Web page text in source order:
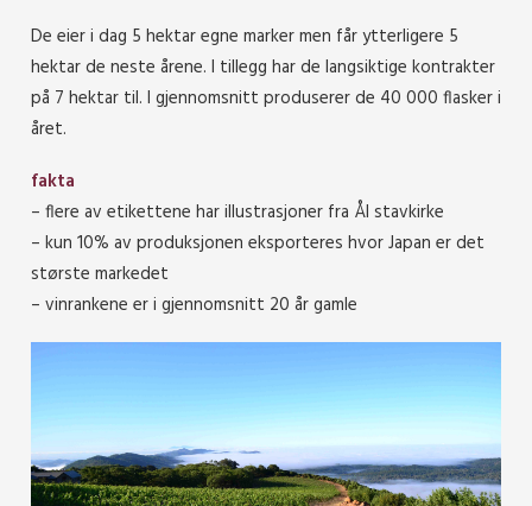
De eier i dag 5 hektar egne marker men får ytterligere 5
hektar de neste årene. I tillegg har de langsiktige kontrakter
på 7 hektar til. I gjennomsnitt produserer de 40 000 flasker i
året.
fakta
– flere av etikettene har illustrasjoner fra Ål stavkirke
– kun 10% av produksjonen eksporteres hvor Japan er det
største markedet
– vinrankene er i gjennomsnitt 20 år gamle